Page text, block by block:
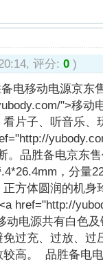
评分: 0 )
电移动电源京东
">移动
片子、听音乐、
。品胜备电京东
，分量
方体圆润的机身
href="http://
动电源共有白色
过充、过放、过
较高。 品胜备电